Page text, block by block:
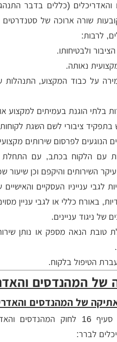
והאדריכלים (כללים בדבר
– 1994 קובעות שורה ארוכה של
לרבות:
ולבטיחותו.
נאותה.
על כבוד המקצוע, התנהלות
בלתי הוגנת בעמיתים למקצוע
ציבורי לשם השגת
הנוגעים לפרסום שירותים
עם הלקוח בכתב, עם התחלת
עיקר השירותים והיקפם וכן
לגבי ענייניו העסקיים
באורח כללי או לגבי עניין
של ניגוד עניינים.
טובת הנאה מספק או נותן
הטיפול בלקוח.
של המהנדסים
של המהנדסים
בהתאם להוראות סעיף 16
לברר: